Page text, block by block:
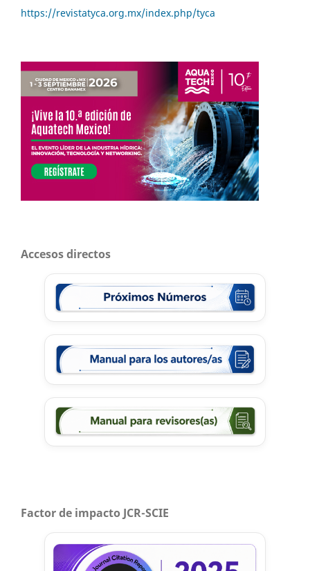
https://revistatyca.org.mx/index.php/tyca
Accesos directos
Factor de impacto JCR-SCIE